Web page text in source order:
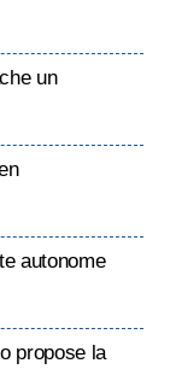
un
autonome
propose la